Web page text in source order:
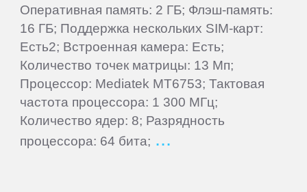
Оперативная память: 2 ГБ; Флэш-память:
16 ГБ; Поддержка нескольких SIM-карт:
Есть2; Встроенная камера: Есть;
Количество точек матрицы: 13 Мп;
Процессор: Mediatek MT6753; Тактовая
частота процессора: 1 300 МГц;
Количество ядер: 8; Разрядность
процессора: 64 бита;